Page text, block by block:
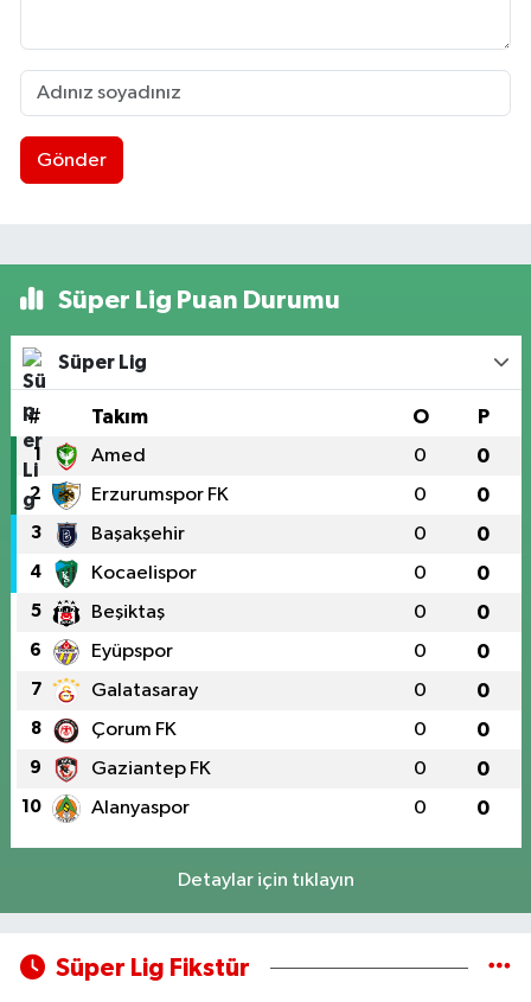
Gönder
Süper Lig Puan Durumu
Süper Lig
# Takım O P
1 Amed 0 0
2 Erzurumspor FK 0 0
3 Başakşehir 0 0
4 Kocaelispor 0 0
5 Beşiktaş 0 0
6 Eyüpspor 0 0
7 Galatasaray 0 0
8 Çorum FK 0 0
9 Gaziantep FK 0 0
10 Alanyaspor 0 0
Detaylar için tıklayın
Süper Lig Fikstür